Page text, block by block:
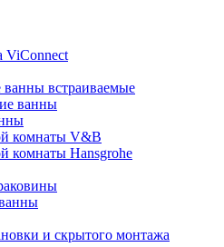
встраиваемые
ванны
комнаты V&B
комнаты Hansgrohe
и скрытого монтажа